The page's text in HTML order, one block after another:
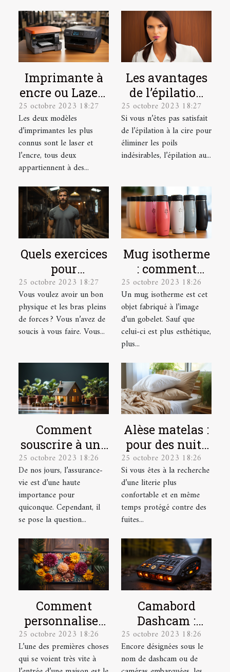
Imprimante à
encre ou Lazer :
laquelle
choisir ?
25 octobre 2023 18:27
Les deux modèles
d’imprimantes les plus
connus sont le laser et
l’encre, tous deux
appartiennent à des...
Les avantages
de l’épilation
au laser et
comment se
préparer pour ?
25 octobre 2023 18:27
Si vous n’êtes pas satisfait
de l’épilation à la cire pour
éliminer les poils
indésirables, l’épilation au...
Quels exercices
pour
développer ses
muscles ?
25 octobre 2023 18:27
Vous voulez avoir un bon
physique et les bras pleins
de forces ? Vous n’avez de
soucis à vous faire. Vous...
Mug isotherme
: comment
trouver un
modèle de
qualité ?
25 octobre 2023 18:26
Un mug isotherme est cet
objet fabriqué à l’image
d’un gobelet. Sauf que
celui-ci est plus esthétique,
plus...
Comment
souscrire à une
assurance vie ?
25 octobre 2023 18:26
De nos jours, l’assurance-
vie est d’une haute
importance pour
quiconque. Cependant, il
se pose la question...
Alèse matelas :
pour des nuits
plus
confortables et
plus douces !
25 octobre 2023 18:26
Si vous êtes à la recherche
d’une literie plus
confortable et en même
temps protégé contre des
fuites...
Comment
personnaliser
votre
paillasson ?
25 octobre 2023 18:26
L’une des premières choses
qui se voient très vite à
Camabord
Dashcam :
Qu’est-ce
qu’une boite
noire vidéo ?
25 octobre 2023 18:26
Encore désignées sous le
nom de dashcam ou de